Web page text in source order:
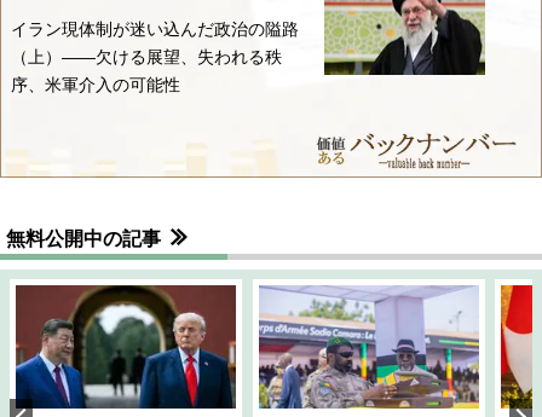
イラン現体制が迷い込んだ政治の隘路
（上）――欠ける展望、失われる秩
序、米軍介入の可能性
無料公開中の記事